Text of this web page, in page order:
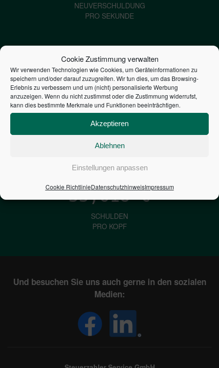
Cookie Zustimmung verwalten
Wir verwenden Technologien wie Cookies, um Geräteinformationen zu
speichern und/oder darauf zuzugreifen. Wir tun dies, um das Browsing-
Erlebnis zu verbessern und um (nicht) personalisierte Werbung
anzuzeigen. Wenn du nicht zustimmst oder die Zustimmung widerrufst,
kann dies bestimmte Merkmale und Funktionen beeinträchtigen.
Akzeptieren
Ablehnen
Einstellungen anpassen
Cookie RichtlinieDatenschutzhinweisImpressum
NEUVERSCHULDUNG
PRO SEKUNDE
1,601€
ZINSEN
PRO SEKUNDE
2,806,058,950,595
STAATSVERSCHULDUNG
33,618€
SCHULDEN
PRO KOPF
Und besuchen Sie uns auch gerne in den sozialen
Medien: